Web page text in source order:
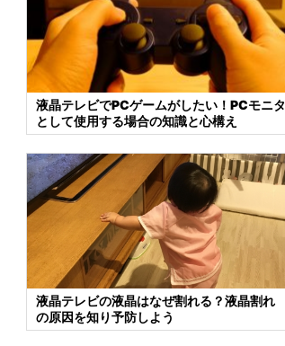
液晶テレビでPCゲームがしたい！PCモニタ
として使用する場合の知識と心構え
液晶テレビの液晶はなぜ割れる？液晶割れ
の原因を知り予防しよう